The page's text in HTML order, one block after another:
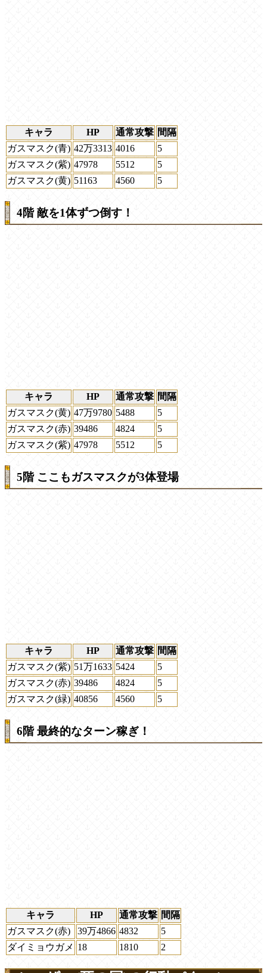
キャラ HP 通常攻撃 間隔
ガスマスク(青) 42万3313 4016
5
ガスマスク(紫) 47978 5512
5
ガスマスク(黄) 51163 4560 5
4階 敵を1体ずつ倒す！
キャラ HP 通常攻撃 間隔
ガスマスク(黄) 47万9780 5488
5
ガスマスク(赤) 39486 4824
5
ガスマスク(紫) 47978 5512 5
5階 ここもガスマスクが3体登場
キャラ HP 通常攻撃 間隔
ガスマスク(紫) 51万1633 5424
5
ガスマスク(赤) 39486 4824
5
ガスマスク(緑) 40856 4560 5
6階 最終的なターン稼ぎ！
キャラ HP 通常攻撃 間隔
ガスマスク(赤)
39万4866 4832
5
ダイミョウガメ 18 1810 2